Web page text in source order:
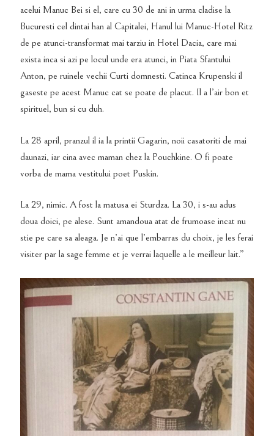
acelui Manuc Bei si el, care cu 30 de ani in urma cladise la
Bucuresti cel dintai han al Capitalei, Hanul lui Manuc-Hotel Ritz
de pe atunci-transformat mai tarziu in Hotel Dacia, care mai
exista inca si azi pe locul unde era atunci, in Piata Sfantului
Anton, pe ruinele vechii Curti domnesti. Catinca Krupenski il
gaseste pe acest Manuc cat se poate de placut. Il a l’air bon et
spirituel, bun si cu duh.
La 28 april, pranzul il ia la printii Gagarin, noii casatoriti de mai
daunazi, iar cina avec maman chez la Pouchkine. O fi poate
vorba de mama vestitului poet Puskin.
La 29, nimic. A fost la matusa ei Sturdza. La 30, i s-au adus
doua doici, pe alese. Sunt amandoua atat de frumoase incat nu
stie pe care sa aleaga. Je n’ai que l’embarras du choix, je les ferai
visiter par la sage femme et je verrai laquelle a le meilleur lait.”